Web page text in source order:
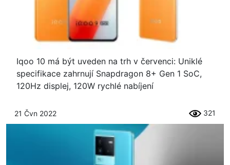
Iqoo 10 má být uveden na trh v červenci: Uniklé
specifikace zahrnují Snapdragon 8+ Gen 1 SoC,
120Hz displej, 120W rychlé nabíjení
21 Čvn 2022 321